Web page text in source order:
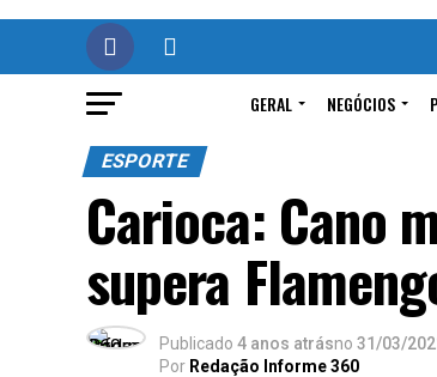
GERAL NEGÓCIOS
ESPORTE
Carioca: Cano
supera
Publicado 4 anos atrásno 31/03/
Por Redação Informe 360